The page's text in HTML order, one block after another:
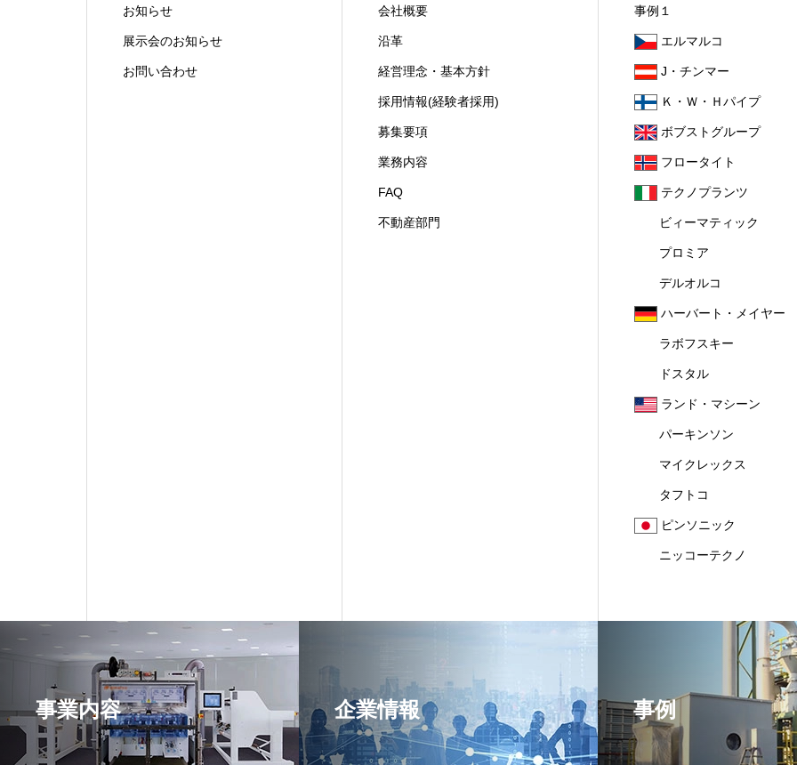
お知らせ
展示会のお知らせ
お問い合わせ
会社概要
沿革
経営理念・基本方針
採用情報(経験者採用)
募集要項
業務内容
FAQ
不動産部門
事例１
エルマルコ
J・チンマー
Ｋ・Ｗ・Ｈパイプ
ボブストグループ
フロータイト
テクノプランツ
ビィーマティック
プロミア
デルオルコ
ハーバート・メイヤー
ラボフスキー
ドスタル
ランド・マシーン
パーキンソン
マイクレックス
タフトコ
ピンソニック
ニッコーテクノ
事業内容 企業情報 事例